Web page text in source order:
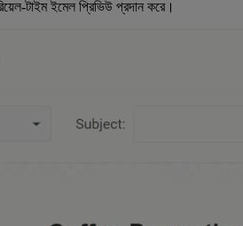
টাইম ইমেল প্রিভিউ প্রদান করে।